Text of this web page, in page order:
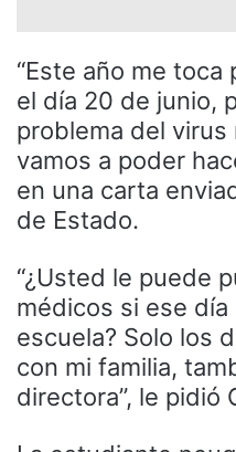
“Este año me
el día 20 de junio,
problema del virus
vamos a poder
en una carta
de Estado.
“¿Usted le puede
médicos si ese día
escuela? Solo los
con mi familia,
directora”, le pidió